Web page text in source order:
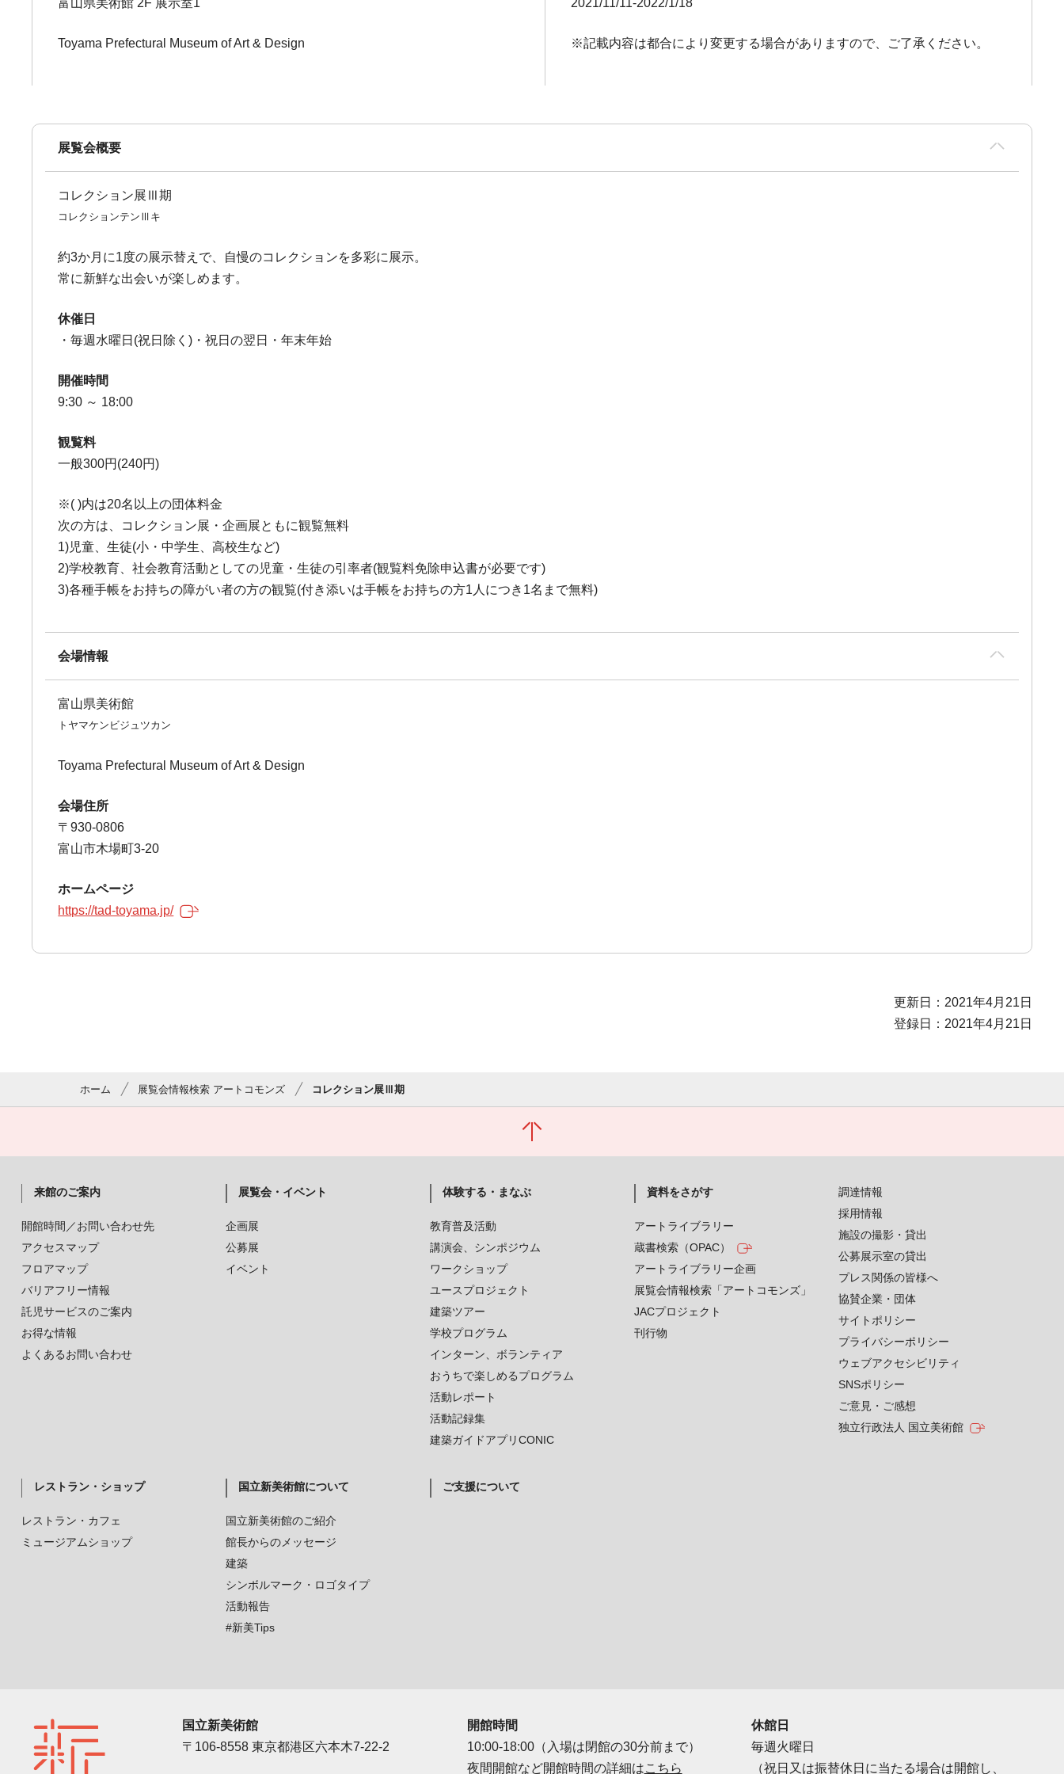
富山県美術館 2F 展示室1
Toyama Prefectural Museum of Art & Design
2021/11/11-2022/1/18
※記載内容は都合により変更する場合がありますので、ご了承ください。
展覧会概要
コレクション展Ⅲ期
コレクションテンⅢキ
約3か月に1度の展示替えで、自慢のコレクションを多彩に展示。
常に新鮮な出会いが楽しめます。
休催日
・毎週水曜日(祝日除く)・祝日の翌日・年末年始
開催時間
9:30 ～ 18:00
観覧料
一般300円(240円)
※( )内は20名以上の団体料金
次の方は、コレクション展・企画展ともに観覧無料
1)児童、生徒(小・中学生、高校生など)
2)学校教育、社会教育活動としての児童・生徒の引率者(観覧料免除申込書が必要です)
3)各種手帳をお持ちの障がい者の方の観覧(付き添いは手帳をお持ちの方1人につき1名まで無料)
会場情報
富山県美術館
トヤマケンビジュツカン
Toyama Prefectural Museum of Art & Design
会場住所
〒930-0806
富山市木場町3-20
ホームページ
https://tad-toyama.jp/
更新日：2021年4月21日
登録日：2021年4月21日
ホーム 展覧会情報検索 アートコモンズ コレクション展Ⅲ期
来館のご案内
開館時間／お問い合わせ先
アクセスマップ
フロアマップ
バリアフリー情報
託児サービスのご案内
お得な情報
よくあるお問い合わせ
展覧会・イベント
企画展
公募展
イベント
体験する・まなぶ
教育普及活動
講演会、シンポジウム
ワークショップ
ユースプロジェクト
建築ツアー
学校プログラム
インターン、ボランティア
おうちで楽しめるプログラム
活動レポート
活動記録集
建築ガイドアプリCONIC
資料をさがす
アートライブラリー
蔵書検索（OPAC）
アートライブラリー企画
展覧会情報検索「アートコモンズ」
JACプロジェクト
刊行物
レストラン・ショップ
レストラン・カフェ
ミュージアムショップ
国立新美術館について
国立新美術館のご紹介
館長からのメッセージ
建築
シンボルマーク・ロゴタイプ
活動報告
#新美Tips
ご支援について
調達情報
採用情報
施設の撮影・貸出
公募展示室の貸出
プレス関係の皆様へ
協賛企業・団体
サイトポリシー
プライバシーポリシー
ウェブアクセシビリティ
SNSポリシー
ご意見・ご感想
独立行政法人 国立美術館
国立新美術館
〒106-8558 東京都港区六本木7-22-2
開館時間
10:00-18:00（入場は閉館の30分前まで）
夜間開館など開館時間の詳細はこちら
休館日
毎週火曜日
（祝日又は振替休日に当たる場合は開館し、